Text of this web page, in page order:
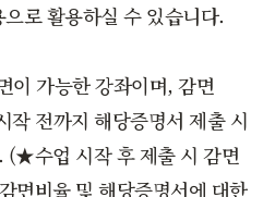
로 활용하실 수 있습니다.
이 가능한 강좌이며, 감면
작 전까지 해당증명서 제출 시
(★수업 시작 후 제출 시 감면
면비율 및 해당증명서에 대한